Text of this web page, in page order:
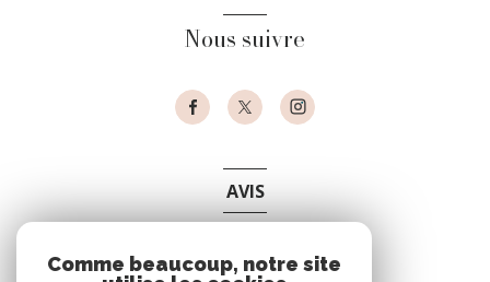
Nous suivre
AVIS
Comme beaucoup, notre site